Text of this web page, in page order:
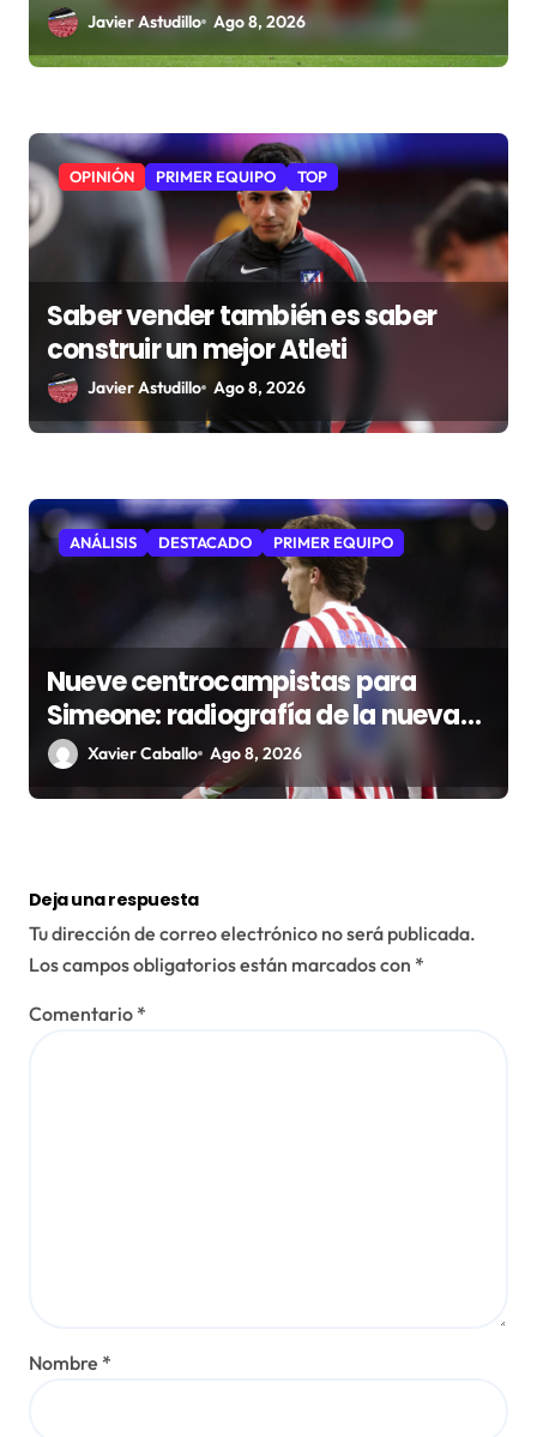
Javier Astudillo Ago 8, 2026
OPINIÓN PRIMER EQUIPO TOP
Saber vender también es saber
construir un mejor Atleti
Javier Astudillo Ago 8, 2026
ANÁLISIS DESTACADO PRIMER EQUIPO
Nueve centrocampistas para
Simeone: radiografía de la nueva
medular del Atlético
Xavier Caballo Ago 8, 2026
Deja una respuesta
Tu dirección de correo electrónico no será publicada.
Los campos obligatorios están marcados con *
Comentario *
Nombre *